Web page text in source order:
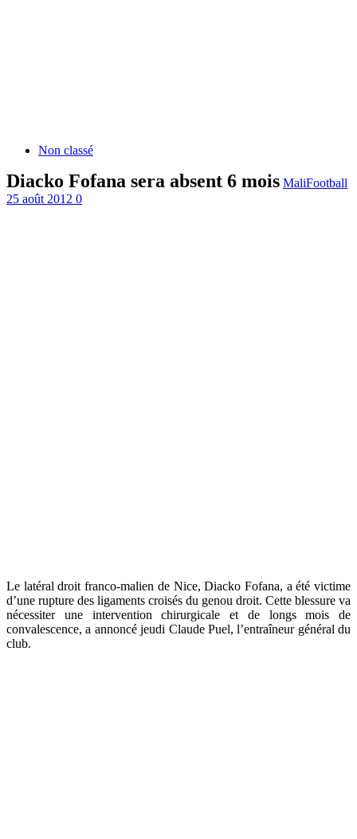
Non classé
Diacko Fofana sera absent 6 mois MaliFootball
25 août 2012 0
Le latéral droit franco-malien de Nice, Diacko Fofana, a été victime
d’une rupture des ligaments croisés du genou droit. Cette blessure va
nécessiter une intervention chirurgicale et de longs mois de
convalescence, a annoncé jeudi Claude Puel, l’entraîneur général du
club.